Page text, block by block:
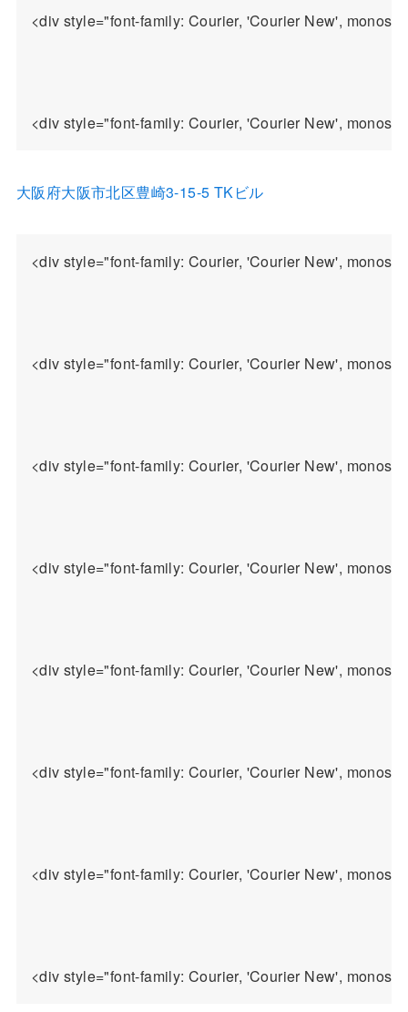
<div style="font-family: Courier, 'Courier New',
大阪府大阪市北区豊崎3-15-5 TKビル
<div style="font-family: Courier, 'Courier New',
<div style="font-family: Courier, 'Courier New',
<div style="font-family: Courier, 'Courier New',
<div style="font-family: Courier, 'Courier New',
<div style="font-family: Courier, 'Courier New',
<div style="font-family: Courier, 'Courier New',
<div style="font-family: Courier, 'Courier New',